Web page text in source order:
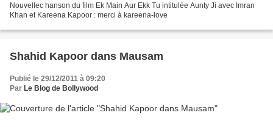
Nouvellec hanson du film Ek Main Aur Ekk Tu intitulée Aunty Ji avec Imran
Khan et Kareena Kapoor : merci à kareena-love
Shahid Kapoor dans Mausam
Publié le 29/12/2011 à 09:20
Par Le Blog de Bollywood